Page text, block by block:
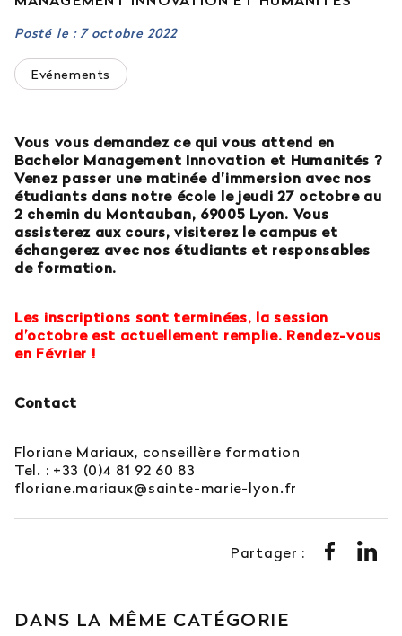
Posté le : 7 octobre 2022
Evénements
Vous vous demandez ce qui vous attend en
Bachelor Management Innovation et Humanités ?
Venez passer une matinée d’immersion avec nos
étudiants dans notre école le jeudi 27 octobre au
2 chemin du Montauban, 69005 Lyon. Vous
assisterez aux cours, visiterez le campus et
échangerez avec nos étudiants et responsables
de formation.
Les inscriptions sont terminées, la session
d’octobre est actuellement remplie. Rendez-vous
en Février !
Contact
Floriane Mariaux, conseillère formation
Tel. : +33 (0)4 81 92 60 83
floriane.mariaux@sainte-marie-lyon.fr
Partager :
DANS LA MÊME CATÉGORIE
Est-il possible d’intégrer l’école en 2e ou 3e
Quelles sont les poursuites d’études ?
Afficher plus
Orientation : vous ne trouvez
pas votre réponse ?
Contactez notre service orientation
04 81 92 60 83